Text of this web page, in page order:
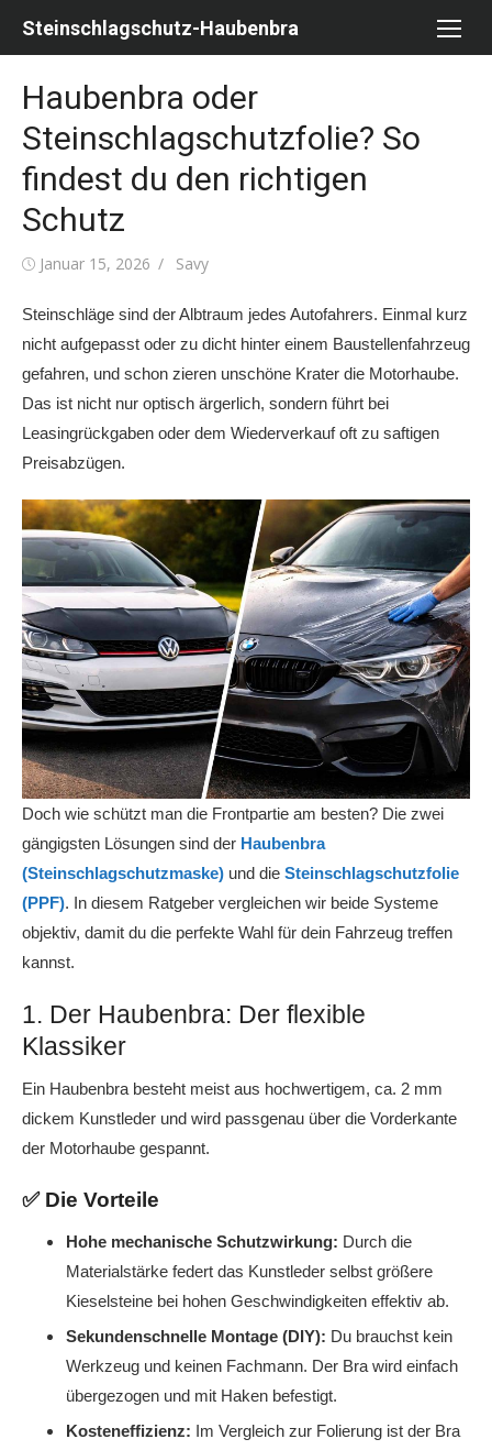
Steinschlagschutz-Haubenbra
Haubenbra oder
Steinschlagschutzfolie? So
findest du den richtigen
Schutz
Posted
Januar 15, 2026 Author
Savy
Steinschläge sind der Albtraum jedes Autofahrers. Einmal kurz
nicht aufgepasst oder zu dicht hinter einem Baustellenfahrzeug
gefahren, und schon zieren unschöne Krater die Motorhaube.
Das ist nicht nur optisch ärgerlich, sondern führt bei
Leasingrückgaben oder dem Wiederverkauf oft zu saftigen
Preisabzügen.
Doch wie schützt man die Frontpartie am besten? Die zwei
gängigsten Lösungen sind der Haubenbra
(Steinschlagschutzmaske) und die Steinschlagschutzfolie
(PPF). In diesem Ratgeber vergleichen wir beide Systeme
objektiv, damit du die perfekte Wahl für dein Fahrzeug treffen
kannst.
1. Der Haubenbra: Der flexible
Klassiker
Ein Haubenbra besteht meist aus hochwertigem, ca. 2 mm
dickem Kunstleder und wird passgenau über die Vorderkante
der Motorhaube gespannt.
✅ Die Vorteile
Hohe mechanische Schutzwirkung: Durch die
Materialstärke federt das Kunstleder selbst größere
Kieselsteine bei hohen Geschwindigkeiten effektiv ab.
Sekundenschnelle Montage (DIY): Du brauchst kein
Werkzeug und keinen Fachmann. Der Bra wird einfach
übergezogen und mit Haken befestigt.
Kosteneffizienz: Im Vergleich zur Folierung ist der Bra